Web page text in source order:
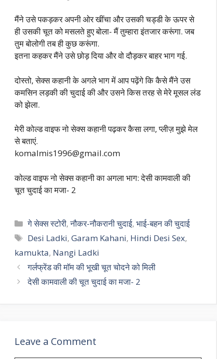
मैंने उसे पकड़कर अपनी ओर खींचा और उसकी चड्डी के ऊपर से
ही उसकी चूत को मसलते हुए बोला- मैं तुम्हारा इंतजार करूंगा. जब
तुम बोलोगी तब ही कुछ करूंगा.
इतना कहकर मैंने उसे छोड़ दिया और वो दौड़कर बाहर भाग गई.
दोस्तो, सेक्स कहानी के अगले भाग में आप पढ़ेंगे कि कैसे मैंने उस
कमसिन लड़की की चुदाई की और उसने किस तरह से मेरे मूसल लंड
को झेला.
मेरी कोल्ड वाइफ नो सेक्स कहानी पढ़कर कैसा लगा, प्लीज़ मुझे मेल
से बताएं.
komalmis1996@gmail.com
कोल्ड वाइफ नो सेक्स कहानी का अगला भाग: देसी कामवाली की
चूत चुदाई का मजा- 2
Categories
गे सेक्स स्टोरी,नौकर-नौकरानी चुदाई,भाई-बहन की चुदाई
Tags
Desi Ladki,Garam Kahani, Hindi Desi Sex,
kamukta, Nangi Ladki
गर्लफ्रेंड की मॉम की भूखी चूत चोदने को मिली
देसी कामवाली की चूत चुदाई का मजा- 2
Leave a Comment